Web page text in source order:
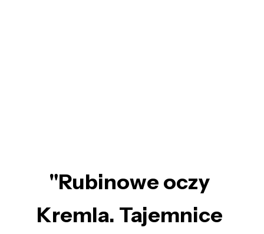
"Rubinowe oczy
Kremla. Tajemnice